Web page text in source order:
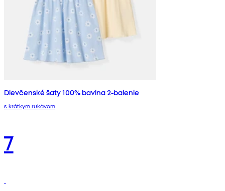
Dievčenské šaty 100% bavlna 2-balenie
s krátkym rukávom
7